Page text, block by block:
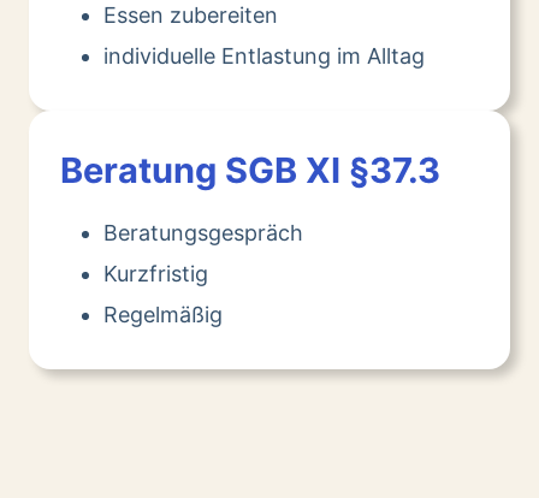
Essen zubereiten
individuelle Entlastung im Alltag
Beratung SGB XI §37.3
Beratungsgespräch
Kurzfristig
Regelmäßig